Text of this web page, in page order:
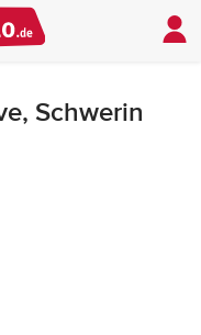
Schwerin